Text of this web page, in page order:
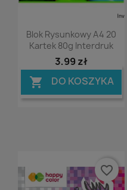
Podgląd
Blok Rysunkowy A4 20
Kartek 80g Interdruk
3,99 zł
 DO KOSZYKA
favorite_border